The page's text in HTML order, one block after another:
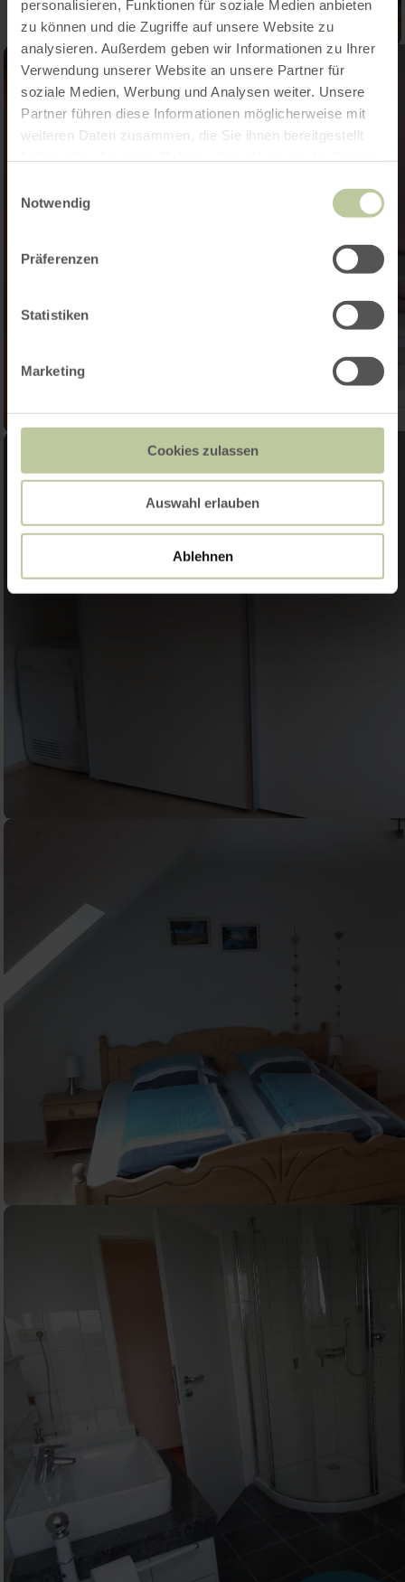
personalisieren, Funktionen für soziale Medien anbieten
zu können und die Zugriffe auf unsere Website zu
analysieren. Außerdem geben wir Informationen zu Ihrer
Verwendung unserer Website an unsere Partner für
soziale Medien, Werbung und Analysen weiter. Unsere
Partner führen diese Informationen möglicherweise mit
weiteren Daten zusammen, die Sie ihnen bereitgestellt
Notwendig
Präferenzen
Statistiken
Marketing
Cookies zulassen
Auswahl erlauben
Ablehnen